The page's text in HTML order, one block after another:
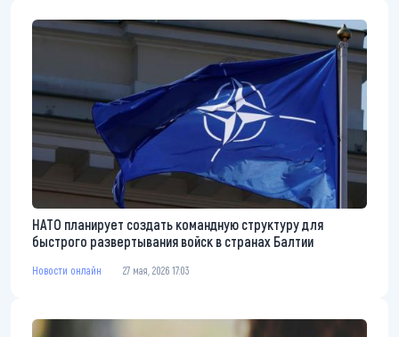
НАТО планирует создать командную структуру для
быстрого развертывания войск в странах Балтии
Новости онлайн 27 мая, 2026 17:03